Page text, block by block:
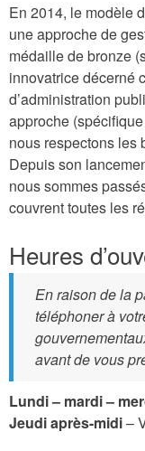
En 2014, le modèle
une approche de
médaille de bronze
innovatrice décerné
d’administration
approche
nous respectons les
Depuis son
nous sommes
couvrent toutes les
Heures
En raison de la
téléphoner à
avant de vous
Lundi – mardi –
Jeudi après-midi–